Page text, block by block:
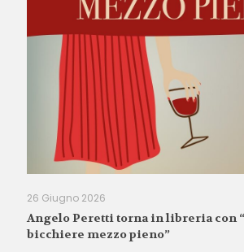
26 Giugno 2026
Angelo Peretti torna in libreria con
bicchiere mezzo pieno”